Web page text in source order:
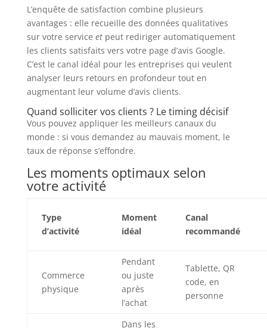
L’enquête de satisfaction combine plusieurs
avantages : elle recueille des données qualitatives
sur votre service etpeut rediriger automatiquement
les clients satisfaits vers votre page d’avis Google.
C’est le canal idéal pour les entreprises qui veulent
analyser leurs retours en profondeur tout en
augmentant leur volume d’avis clients.
Quand solliciter vos clients ? Le timing décisif
Vous pouvez appliquer les meilleurs canaux du
monde : si vous demandez au mauvais moment, le
taux de réponse s’effondre.
Les moments optimaux selon
votre activité
Type
d’activité
Moment
idéal
Canal
recommandé
Commerce
physique
Pendant
ou juste
après
l’achat
Tablette, QR
code, en
personne
Dans les